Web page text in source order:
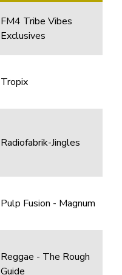
FM4 Tribe Vibes
Exclusives
Tropix
Radiofabrik-Jingles
Pulp Fusion - Magnum
Reggae - The Rough
Guide